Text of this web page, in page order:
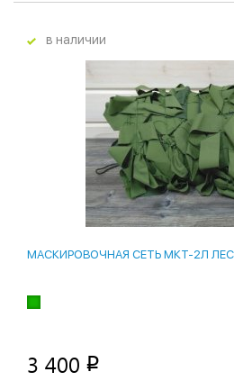
в наличии
МАСКИРОВОЧНАЯ СЕТЬ МКТ-2Л
3 400 p